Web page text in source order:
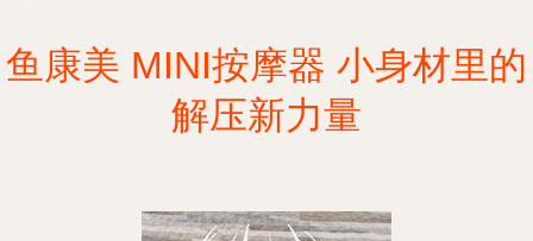
鱼康美 MINI按摩器 小身材里的
解压新力量